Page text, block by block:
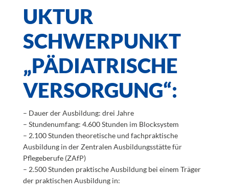
UKTUR
SCHWERPUNKT
„PÄDIATRISCHE
VERSORGUNG“:
– Dauer der Ausbildung: drei Jahre
– Stundenumfang: 4.600 Stunden im Blocksystem
– 2.100 Stunden theoretische und fachpraktische
Ausbildung in der Zentralen Ausbildungsstätte für
Pflegeberufe (ZAfP)
– 2.500 Stunden praktische Ausbildung bei einem Träger
der praktischen Ausbildung in: